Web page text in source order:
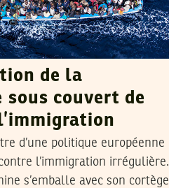
de la
sous couvert de
d’une politique européenne
l’immigration irrégulière.
s’emballe avec son cortège